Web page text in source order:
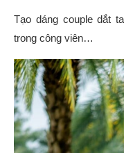
Tạo dáng couple dắt
trong công viên…